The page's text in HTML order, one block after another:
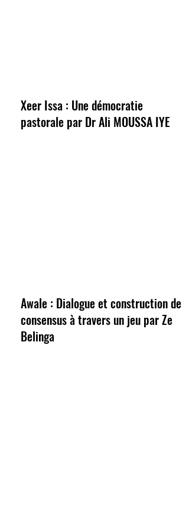
Xeer Issa : Une démocratie
pastorale par Dr Ali MOUSSA IYE
Awale : Dialogue et construction de
consensus à travers un jeu par Ze
Belinga